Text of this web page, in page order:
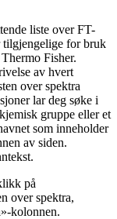
liste over FT-
tilgjengelige for bruk
Fisher.
av hvert
over spektra
lar deg søke i
gruppe eller et
som inneholder
av siden.
på
over spektra,
kolonnen.